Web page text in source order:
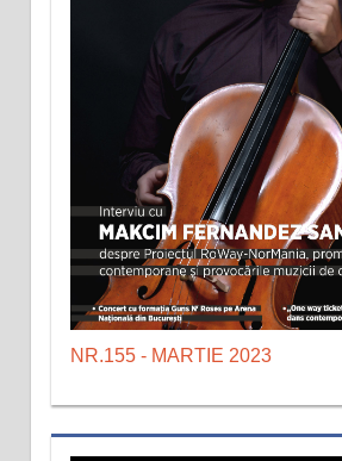
NR.155 - MARTIE 2023